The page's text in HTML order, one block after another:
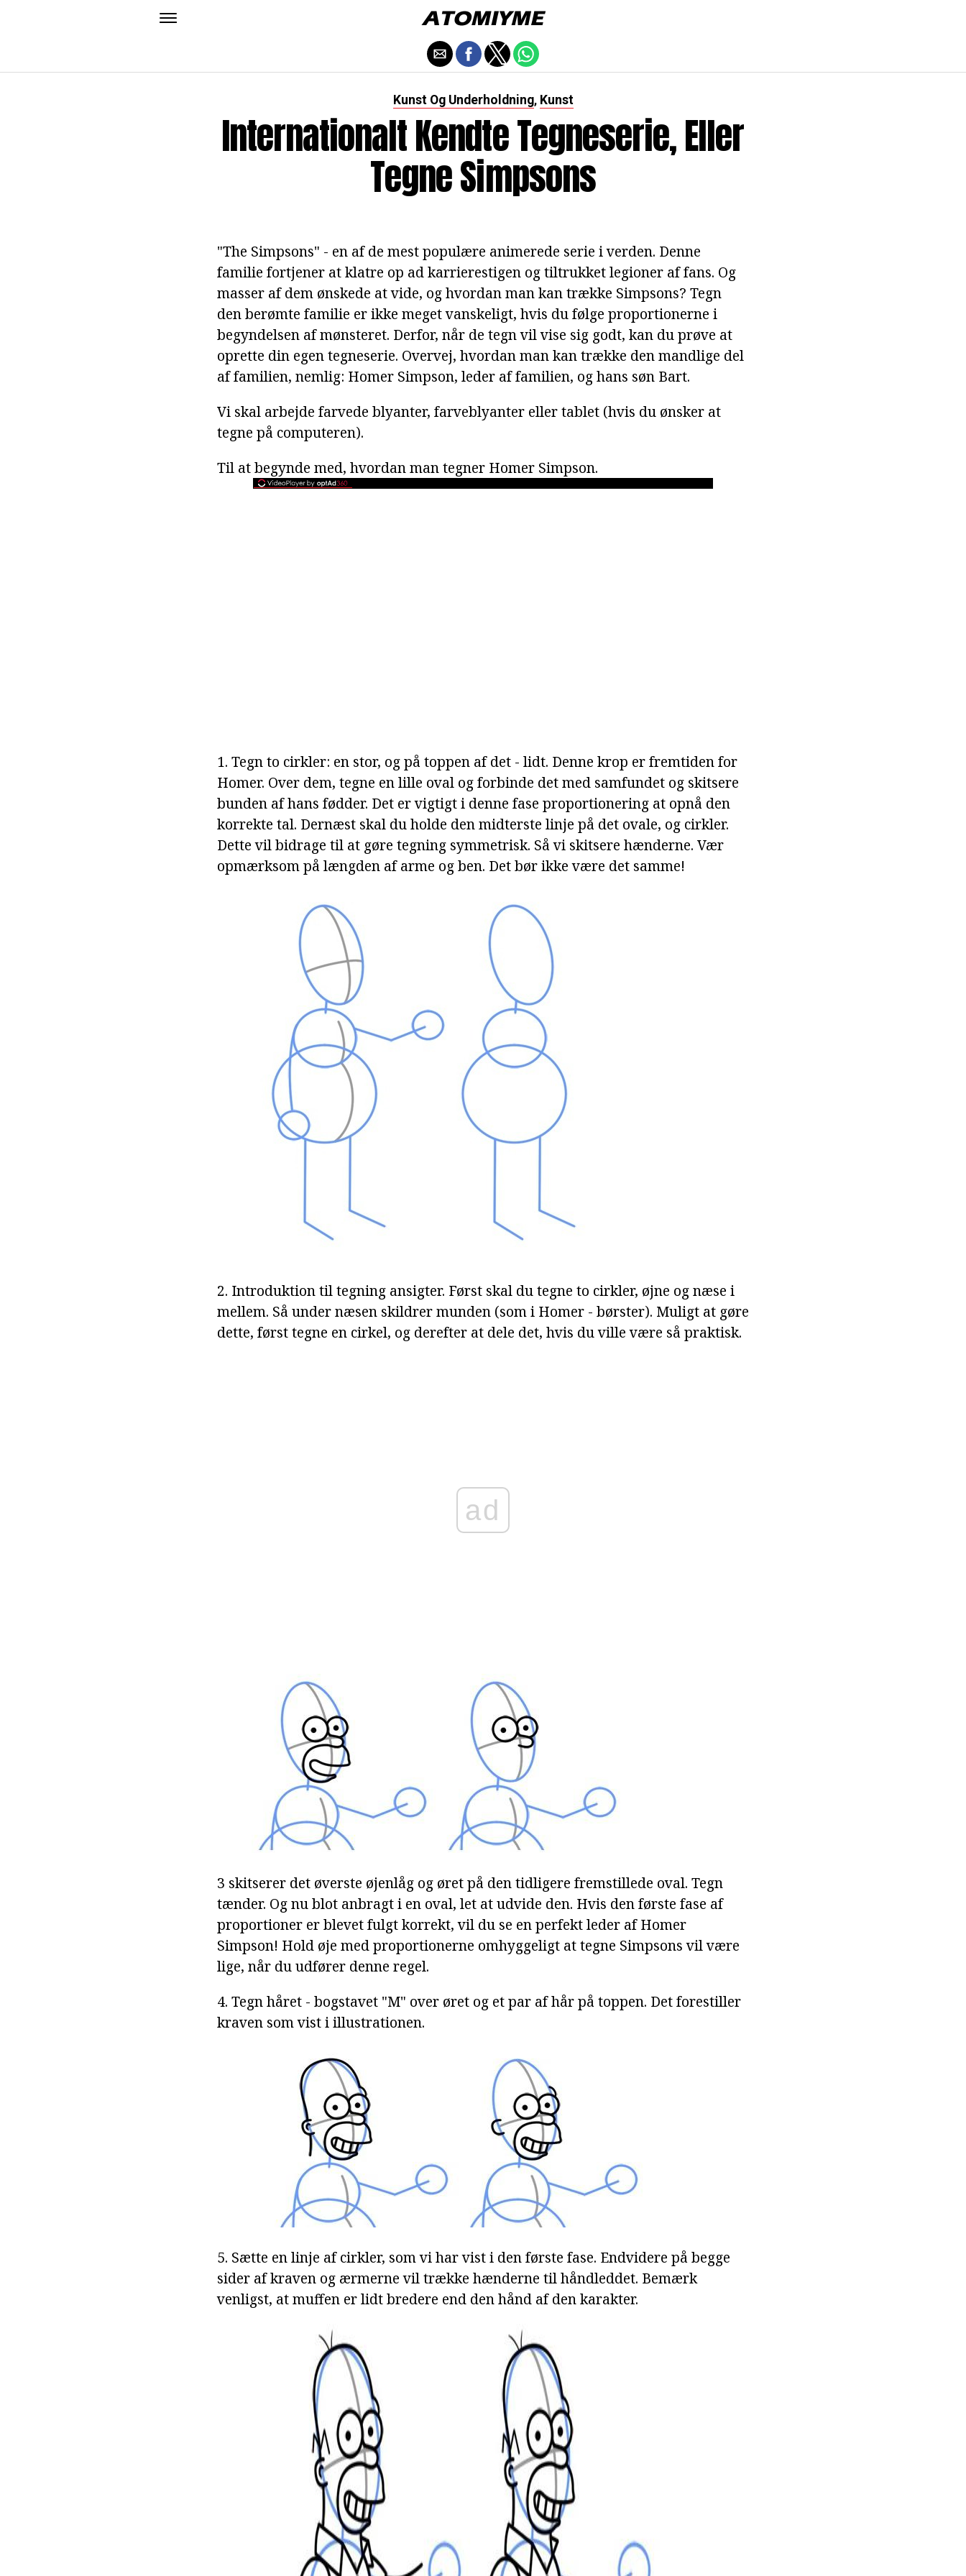
Kunst Og Underholdning, Kunst
Internationalt Kendte Tegneserie, Eller
Tegne Simpsons
"The Simpsons" - en af de mest populære animerede serie i verden. Denne
familie fortjener at klatre op ad karrierestigen og tiltrukket legioner af fans. Og
masser af dem ønskede at vide, og hvordan man kan trække Simpsons? Tegn
den berømte familie er ikke meget vanskeligt, hvis du følge proportionerne i
begyndelsen af mønsteret. Derfor, når de tegn vil vise sig godt, kan du prøve at
oprette din egen tegneserie. Overvej, hvordan man kan trække den mandlige del
af familien, nemlig: Homer Simpson, leder af familien, og hans søn Bart.
Vi skal arbejde farvede blyanter, farveblyanter eller tablet (hvis du ønsker at
tegne på computeren).
Til at begynde med, hvordan man tegner Homer Simpson.
1. Tegn to cirkler: en stor, og på toppen af det - lidt. Denne krop er fremtiden for
Homer. Over dem, tegne en lille oval og forbinde det med samfundet og skitsere
bunden af hans fødder. Det er vigtigt i denne fase proportionering at opnå den
korrekte tal. Dernæst skal du holde den midterste linje på det ovale, og cirkler.
Dette vil bidrage til at gøre tegning symmetrisk. Så vi skitsere hænderne. Vær
opmærksom på længden af arme og ben. Det bør ikke være det samme!
2. Introduktion til tegning ansigter. Først skal du tegne to cirkler, øjne og næse i
mellem. Så under næsen skildrer munden (som i Homer - børster). Muligt at gøre
dette, først tegne en cirkel, og derefter at dele det, hvis du ville være så praktisk.
ad
3 skitserer det øverste øjenlåg og øret på den tidligere fremstillede oval. Tegn
tænder. Og nu blot anbragt i en oval, let at udvide den. Hvis den første fase af
proportioner er blevet fulgt korrekt, vil du se en perfekt leder af Homer
Simpson! Hold øje med proportionerne omhyggeligt at tegne Simpsons vil være
lige, når du udfører denne regel.
4. Tegn håret - bogstavet "M" over øret og et par af hår på toppen. Det forestiller
kraven som vist i illustrationen.
5. Sætte en linje af cirkler, som vi har vist i den første fase. Endvidere på begge
sider af kraven og ærmerne vil trække hænderne til håndleddet. Bemærk
venligst, at muffen er lidt bredere end den hånd af den karakter.